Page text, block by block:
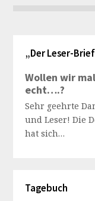
„Der Leser-
Wollen wir
echt….?
Sehr geehrte
und Leser! Die
hat sich…
Tagebuch